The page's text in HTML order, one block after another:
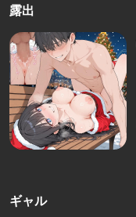
露出
ギャル